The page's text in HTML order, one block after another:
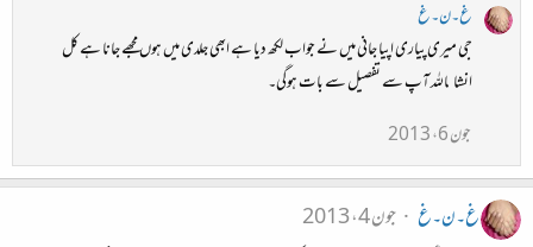
غ۔ن۔غ
جی میری پیاری اپیا جانی میں نے جواب لکھ دیا ہے ابھی جلدی میں ہوں مجھے جانا ہے کل
انشاۂاللہ آپ سے تفصیل سے بات ہوگی۔
جون 6، 2013
غ۔ن۔غ
جون 4، 2013